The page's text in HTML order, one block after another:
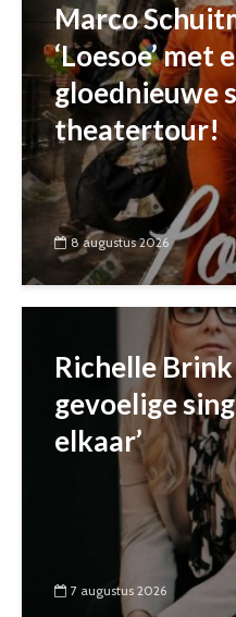
Marco
‘Loesoe’ met
gloednieuwe
theatertour!
8 augustus 2026
Richelle
gevoelige
elkaar’
7 augustus 2026